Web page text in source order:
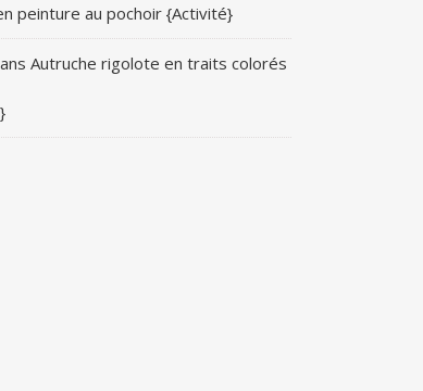
peinture au pochoir {Activité}
Autruche rigolote en traits colorés